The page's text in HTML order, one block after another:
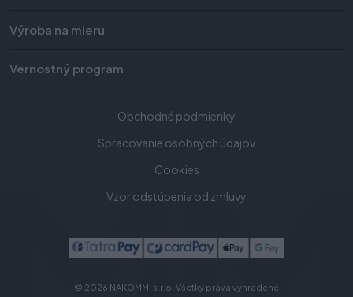
Výroba na mieru
Vernostný program
Obchodné podmienky
Spracovanie osobných údajov
Cookies
Vzor odstúpenia od zmluvy
© 2026 NAKOMM, s.r.o. Všetky práva vyhradené